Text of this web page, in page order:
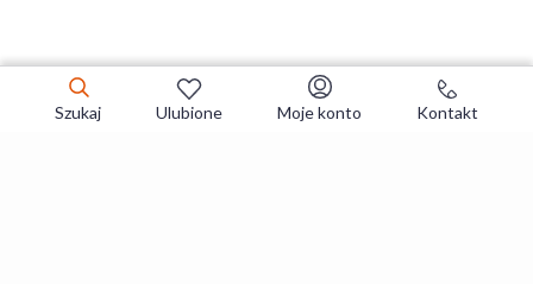
Szukaj Ulubione Moje konto Kontakt